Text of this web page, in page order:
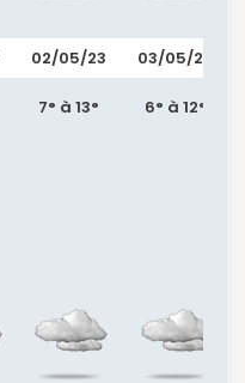
02/05/23
7° à 13°
03/05/23
6° à 12°